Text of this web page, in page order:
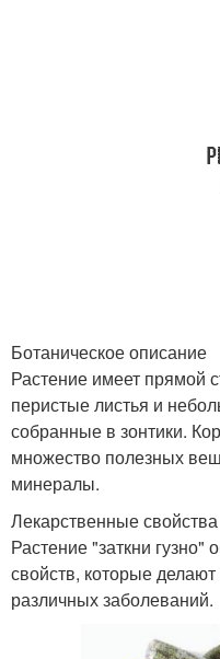
Ботаническое описание
Растение имеет прямой
перистые листья и
собранные в зонтики.
множество полезных
минералы.
Лекарственные свойства
Растение "заткни
свойств, которые
различных заболеваний.